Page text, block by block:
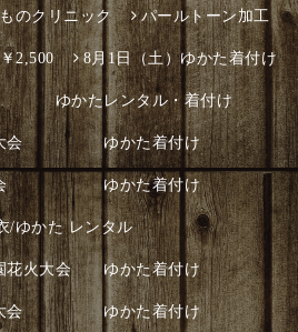
のクリニック パールトーン加工
2,500 8月1日（土）ゆかた着付け
ゆかたレンタル・着付け
大会 ゆかた着付け
大会 ゆかた着付け
/ゆかた レンタル
花火大会 ゆかた着付け
大会 ゆかた着付け